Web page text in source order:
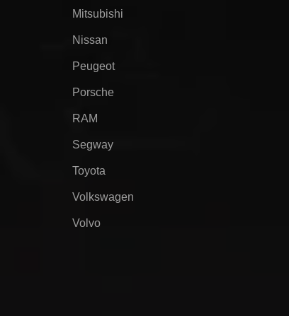
Mitsubishi
Nissan
Peugeot
Porsche
RAM
Segway
Toyota
Volkswagen
Volvo